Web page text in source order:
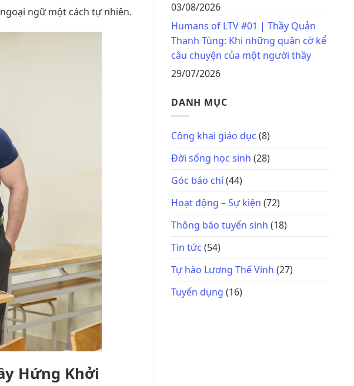
ngữ một cách tự nhiên.
Hứng Khởi
03/08/2026
Humans of LTV #01 | Thầy Quản
Thanh Tùng: Khi những quân cờ kể
câu chuyện của một người thầy
29/07/2026
DANH MỤC
Công khai giáo dục (8)
Đời sống học sinh (28)
Góc báo chí(44)
Hoạt động – Sự kiện (72)
Thông báo tuyển sinh (18)
Tin tức (54)
Tự hào Lương Thế Vinh (27)
Tuyển dụng (16)